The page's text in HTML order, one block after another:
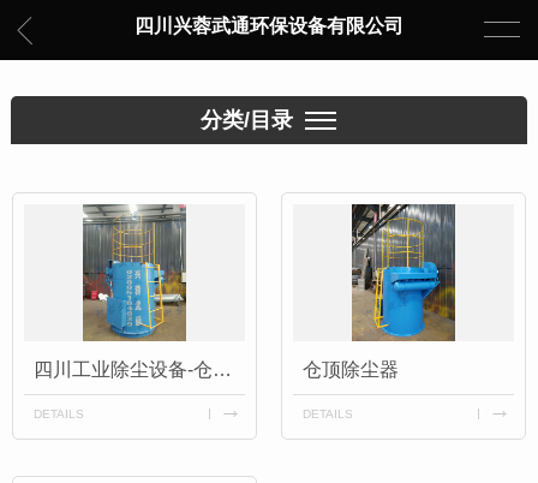
四川兴蓉武通环保设备有限公司
分类/目录
四川工业除尘设备-仓顶式脉冲除尘器
DETAILS
仓顶除尘器
DETAILS